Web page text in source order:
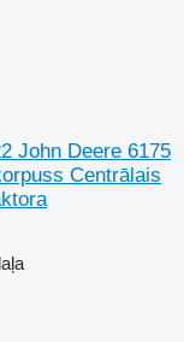
John Deere 6175
Centrālais